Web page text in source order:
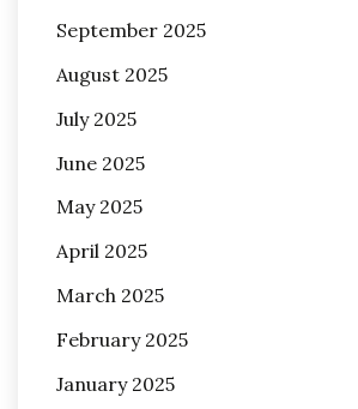
September 2025
August 2025
July 2025
June 2025
May 2025
April 2025
March 2025
February 2025
January 2025